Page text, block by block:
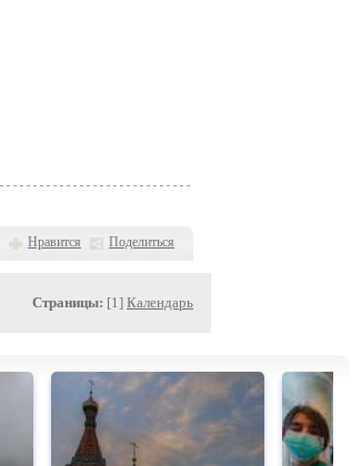
Нравится Поделиться
Страницы: [1] Календарь